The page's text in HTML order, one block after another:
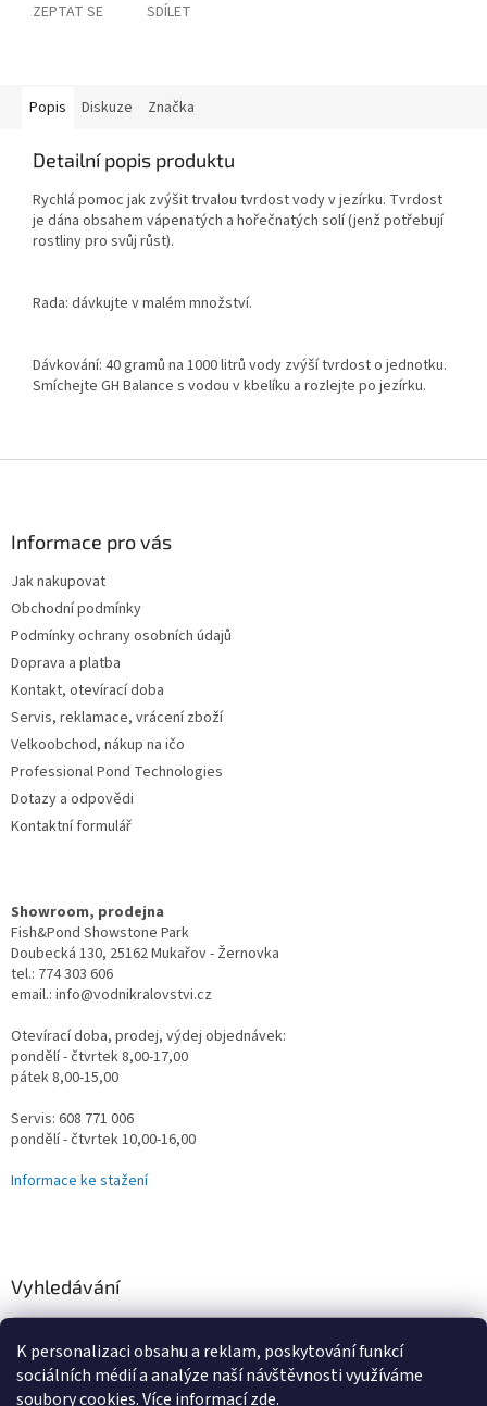
K personalizaci obsahu a reklam, poskytování funkcí
sociálních médií a analýze naší návštěvnosti využíváme
soubory cookies. Více informacízde.
ZEPTAT SE SDÍLET
Popis Diskuze Značka
Detailní popis produktu
Rychlá pomoc jak zvýšit trvalou tvrdost vody v jezírku. Tvrdost
je dána obsahem vápenatých a hořečnatých solí (jenž potřebují
rostliny pro svůj růst).
Rada: dávkujte v malém množství.
Dávkování: 40 gramů na 1000 litrů vody zvýší tvrdost o jednotku.
Smíchejte GH Balance s vodou v kbelíku a rozlejte po jezírku.
Informace pro vás
Jak nakupovat
Obchodní podmínky
Podmínky ochrany osobních údajů
Doprava a platba
Kontakt, otevírací doba
Servis, reklamace, vrácení zboží
Velkoobchod, nákup na ičo
Professional Pond Technologies
Dotazy a odpovědi
Kontaktní formulář
Showroom, prodejna
Fish&Pond Showstone Park
Doubecká 130, 25162 Mukařov - Žernovka
tel.: 774 303 606
email.: info@vodnikralovstvi.cz
Otevírací doba, prodej, výdej objednávek:
pondělí - čtvrtek 8,00-17,00
pátek 8,00-15,00
Servis: 608 771 006
pondělí - čtvrtek 10,00-16,00
Informace ke stažení
Vyhledávání
HLEDAT